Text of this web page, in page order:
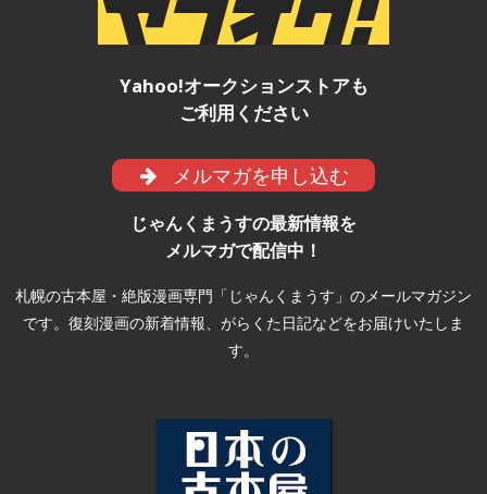
Yahoo!オークションストアも
ご利用ください
メルマガを申し込む
じゃんくまうすの最新情報を
メルマガで配信中！
札幌の古本屋・絶版漫画専門「じゃんくまうす」のメールマガジン
です。復刻漫画の新着情報、がらくた日記などをお届けいたしま
す。